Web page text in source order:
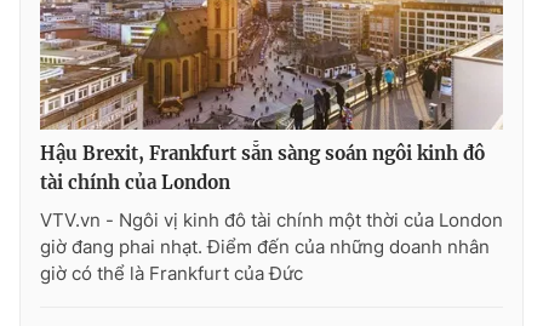
THỜI BÁO VTV
Theo dõi báo trên
Hậu Brexit, Frankfurt sẵn sàng soán ngôi kinh đô
tài chính của London
VTV.vn - Ngôi vị kinh đô tài chính một thời của London
giờ đang phai nhạt. Điểm đến của những doanh nhân
giờ có thể là Frankfurt của Đức